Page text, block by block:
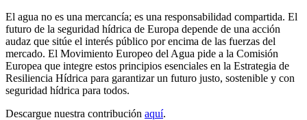
El agua no es una mercancía; es una responsabilidad compartida. El
futuro de la seguridad hídrica de Europa depende de una acción
audaz que sitúe el interés público por encima de las fuerzas del
mercado. El Movimiento Europeo del Agua pide a la Comisión
Europea que integre estos principios esenciales en la Estrategia de
Resiliencia Hídrica para garantizar un futuro justo, sostenible y con
seguridad hídrica para todos.
Descargue nuestra contribución aquí.